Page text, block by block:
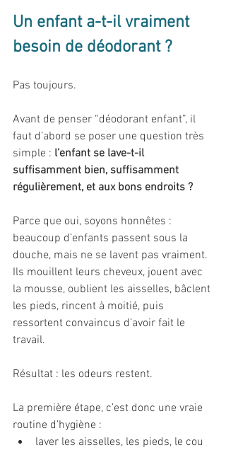
Un enfant a-t-il vraiment
besoin de déodorant ?
Pas toujours.
Avant de penser “déodorant enfant”, il
faut d’abord se poser une question très
simple : l’enfant se lave-t-il
suffisamment bien, suffisamment
régulièrement, et aux bons endroits ?
Parce que oui, soyons honnêtes :
beaucoup d’enfants passent sous la
douche, mais ne se lavent pas vraiment.
Ils mouillent leurs cheveux, jouent avec
la mousse, oublient les aisselles, bâclent
les pieds, rincent à moitié, puis
ressortent convaincus d’avoir fait le
travail.
Résultat : les odeurs restent.
La première étape, c’est donc une vraie
routine d’hygiène :
laver les aisselles, les pieds, le cou